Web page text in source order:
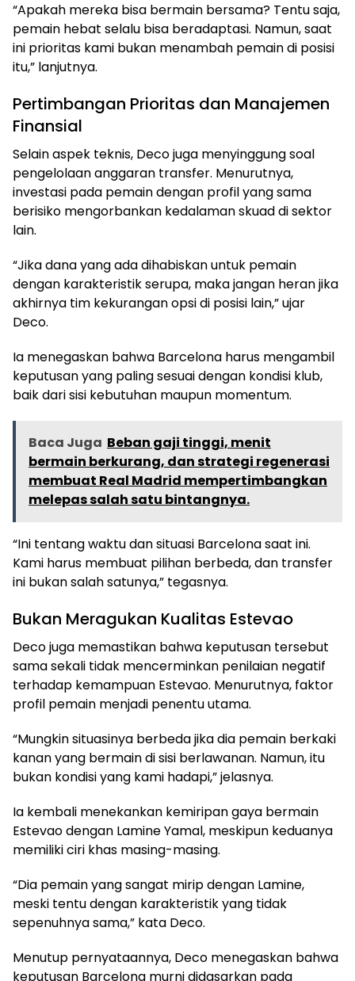
“Apakah mereka bisa bermain bersama? Tentu saja,
pemain hebat selalu bisa beradaptasi. Namun, saat
ini prioritas kami bukan menambah pemain di posisi
itu,” lanjutnya.
Pertimbangan Prioritas dan Manajemen
Finansial
Selain aspek teknis, Deco juga menyinggung soal
pengelolaan anggaran transfer. Menurutnya,
investasi pada pemain dengan profil yang sama
berisiko mengorbankan kedalaman skuad di sektor
lain.
“Jika dana yang ada dihabiskan untuk pemain
dengan karakteristik serupa, maka jangan heran jika
akhirnya tim kekurangan opsi di posisi lain,” ujar
Deco.
Ia menegaskan bahwa Barcelona harus mengambil
keputusan yang paling sesuai dengan kondisi klub,
baik dari sisi kebutuhan maupun momentum.
Baca Juga Beban gaji tinggi, menit
bermain berkurang, dan strategi regenerasi
membuat Real Madrid mempertimbangkan
melepas salah satu bintangnya.
“Ini tentang waktu dan situasi Barcelona saat ini.
Kami harus membuat pilihan berbeda, dan transfer
ini bukan salah satunya,” tegasnya.
Bukan Meragukan Kualitas Estevao
Deco juga memastikan bahwa keputusan tersebut
sama sekali tidak mencerminkan penilaian negatif
terhadap kemampuan Estevao. Menurutnya, faktor
profil pemain menjadi penentu utama.
“Mungkin situasinya berbeda jika dia pemain berkaki
kanan yang bermain di sisi berlawanan. Namun, itu
bukan kondisi yang kami hadapi,” jelasnya.
Ia kembali menekankan kemiripan gaya bermain
Estevao dengan Lamine Yamal, meskipun keduanya
memiliki ciri khas masing-masing.
“Dia pemain yang sangat mirip dengan Lamine,
meski tentu dengan karakteristik yang tidak
sepenuhnya sama,” kata Deco.
Menutup pernyataannya, Deco menegaskan bahwa
keputusan Barcelona murni didasarkan pada